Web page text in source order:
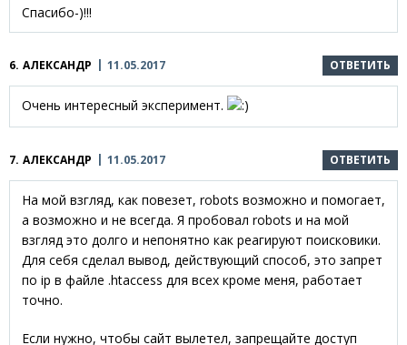
Спасибо-)!!!
6. АЛЕКСАНДР 11.05.2017 ОТВЕТИТЬ
Очень интересный эксперимент.
7. АЛЕКСАНДР 11.05.2017 ОТВЕТИТЬ
На мой взгляд, как повезет, robots возможно и помогает,
а возможно и не всегда. Я пробовал robots и на мой
взгляд это долго и непонятно как реагируют поисковики.
Для себя сделал вывод, действующий способ, это запрет
по ip в файле .htaccess для всех кроме меня, работает
точно.
Если нужно, чтобы сайт вылетел, запрещайте доступ